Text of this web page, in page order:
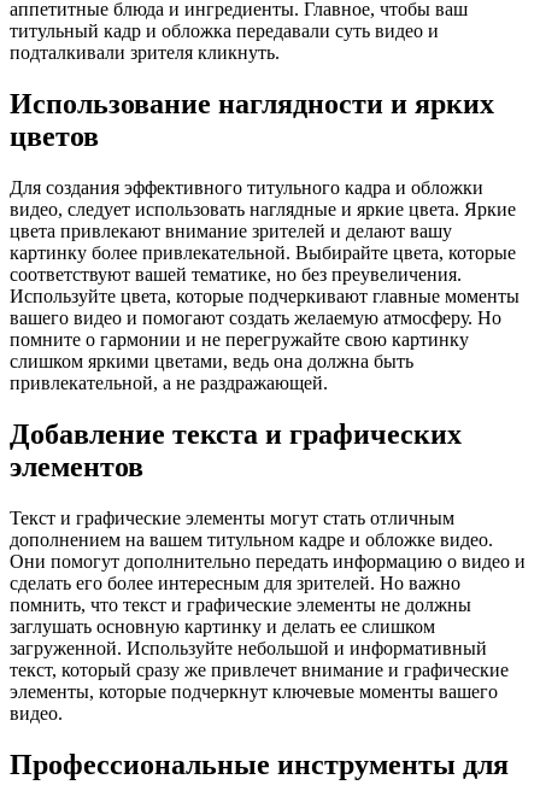
аппетитные блюда и ингредиенты. Главное, чтобы ваш
титульный кадр и обложка передавали суть видео и
подталкивали зрителя кликнуть.
Использование наглядности и ярких
цветов
Для создания эффективного титульного кадра и обложки
видео, следует использовать наглядные и яркие цвета. Яркие
цвета привлекают внимание зрителей и делают вашу
картинку более привлекательной. Выбирайте цвета, которые
соответствуют вашей тематике, но без преувеличения.
Используйте цвета, которые подчеркивают главные моменты
вашего видео и помогают создать желаемую атмосферу. Но
помните о гармонии и не перегружайте свою картинку
слишком яркими цветами, ведь она должна быть
привлекательной, а не раздражающей.
Добавление текста и графических
элементов
Текст и графические элементы могут стать отличным
дополнением на вашем титульном кадре и обложке видео.
Они помогут дополнительно передать информацию о видео и
сделать его более интересным для зрителей. Но важно
помнить, что текст и графические элементы не должны
заглушать основную картинку и делать ее слишком
загруженной. Используйте небольшой и информативный
текст, который сразу же привлечет внимание и графические
элементы, которые подчеркнут ключевые моменты вашего
видео.
Профессиональные инструменты для